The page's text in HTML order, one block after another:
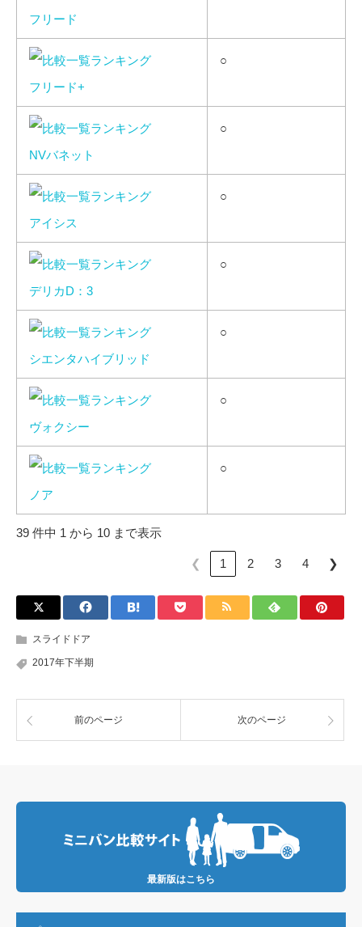
フリード
フリード+
○
NVバネット
○
アイシス
○
デリカD：3
○
シエンタハイブリッド
○
ヴォクシー
○
ノア
○
39 件中 1 から 10 まで表示
❮ 1 2 3 4 ❯
スライドドア
2017年下半期
前のページ 次のページ
最新版はこちら